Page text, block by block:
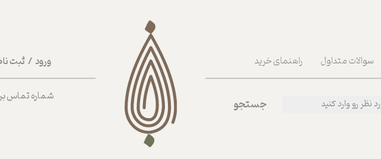
ورود / ثبت
حساب
تغییر گذر واژه
سوالات متداول راهنمای خرید
شماره تماس برای
جستجو